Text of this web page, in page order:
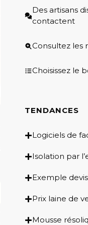
Des artisans
contactent
Consultez les
Choisissez le
TENDANCES
Logiciels de
Isolation par
Exemple
Prix laine de
Mousse